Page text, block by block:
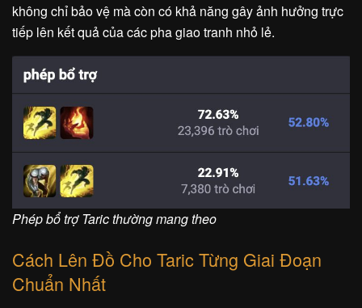
không chỉ bảo vệ mà còn có khả năng gây ảnh hưởng trực
tiếp lên kết quả của các pha giao tranh nhỏ lẻ.
Phép bổ trợ Taric thường mang theo
Cách Lên Đồ Cho Taric Từng Giai Đoạn
Chuẩn Nhất